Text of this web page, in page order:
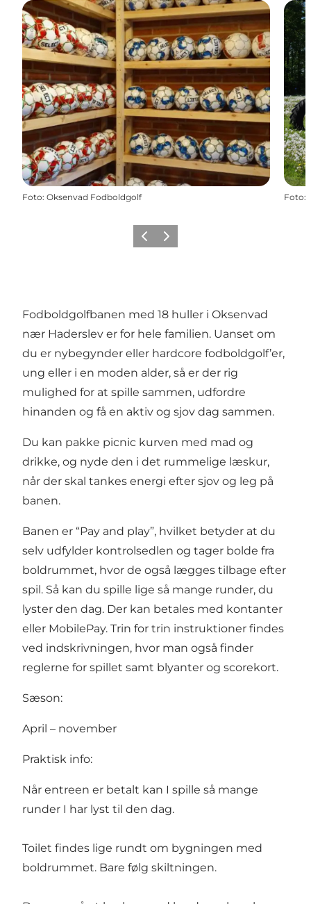
Foto: Oksenvad Fodboldgolf Foto:
ForrigeNæste
Fodboldgolfbanen med 18 huller i Oksenvad
nær Haderslev er for hele familien. Uanset om
du er nybegynder eller hardcore fodboldgolf’er,
ung eller i en moden alder, så er der rig
mulighed for at spille sammen, udfordre
hinanden og få en aktiv og sjov dag sammen.
Du kan pakke picnic kurven med mad og
drikke, og nyde den i det rummelige læskur,
når der skal tankes energi efter sjov og leg på
banen.
Banen er “Pay and play”, hvilket betyder at du
selv udfylder kontrolsedlen og tager bolde fra
boldrummet, hvor de også lægges tilbage efter
spil. Så kan du spille lige så mange runder, du
lyster den dag. Der kan betales med kontanter
eller MobilePay. Trin for trin instruktioner findes
ved indskrivningen, hvor man også finder
reglerne for spillet samt blyanter og scorekort.
Sæson:
April – november
Praktisk info:
Når entreen er betalt kan I spille så mange
runder I har lyst til den dag.
Toilet findes lige rundt om bygningen med
boldrummet. Bare følg skiltningen.